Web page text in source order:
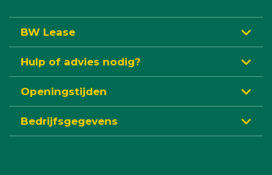
BW Lease
Hulp of advies nodig?
Openingstijden
Bedrijfsgegevens